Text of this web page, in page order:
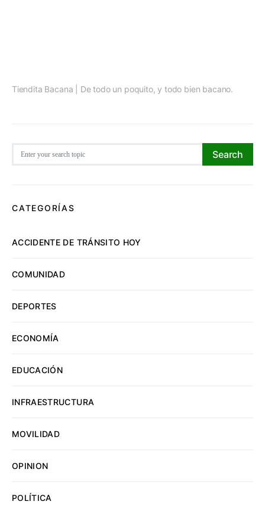
Tiendita Bacana | De todo un poquito, y todo bien bacano.
Search
CATEGORÍAS
ACCIDENTE DE TRÁNSITO HOY
COMUNIDAD
DEPORTES
ECONOMÍA
EDUCACIÓN
INFRAESTRUCTURA
MOVILIDAD
OPINION
POLÍTICA